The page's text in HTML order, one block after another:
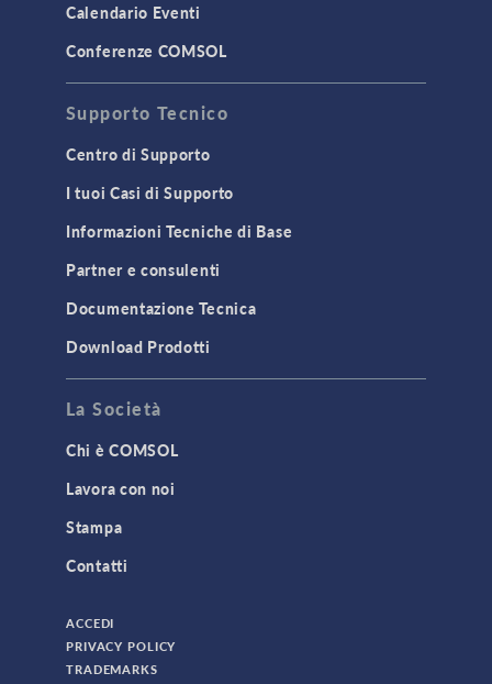
Calendario Eventi
Conferenze COMSOL
Supporto Tecnico
Centro di Supporto
I tuoi Casi di Supporto
Informazioni Tecniche di Base
Partner e consulenti
Documentazione Tecnica
Download Prodotti
La Società
Chi è COMSOL
Lavora con noi
Stampa
Contatti
ACCEDI
PRIVACY POLICY
TRADEMARKS